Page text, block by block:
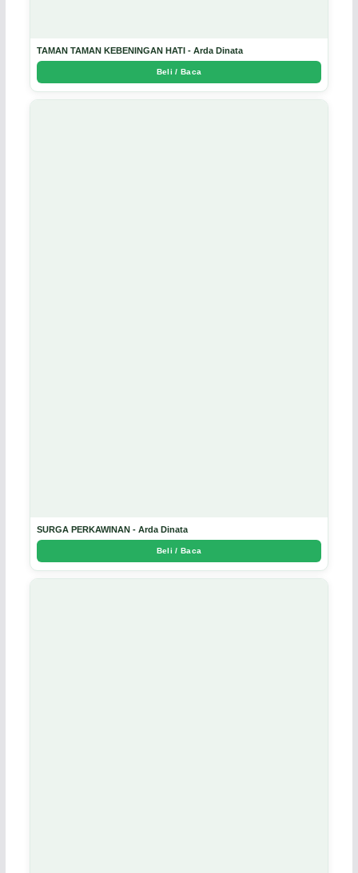
TAMAN TAMAN KEBENINGAN HATI - Arda Dinata
Beli / Baca
SURGA PERKAWINAN - Arda Dinata
Beli / Baca